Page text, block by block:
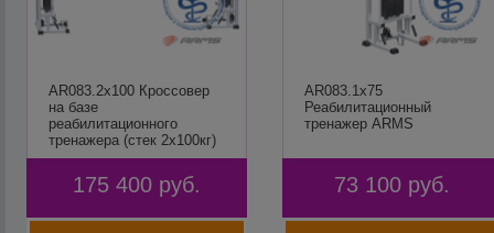
AR083.2х100 Кроссовер
на базе
реабилитационного
тренажера (стек 2х100кг)
ARMS
175 400 руб.
AR083.1х75
Реабилитационный
тренажер ARMS
73 100 руб.